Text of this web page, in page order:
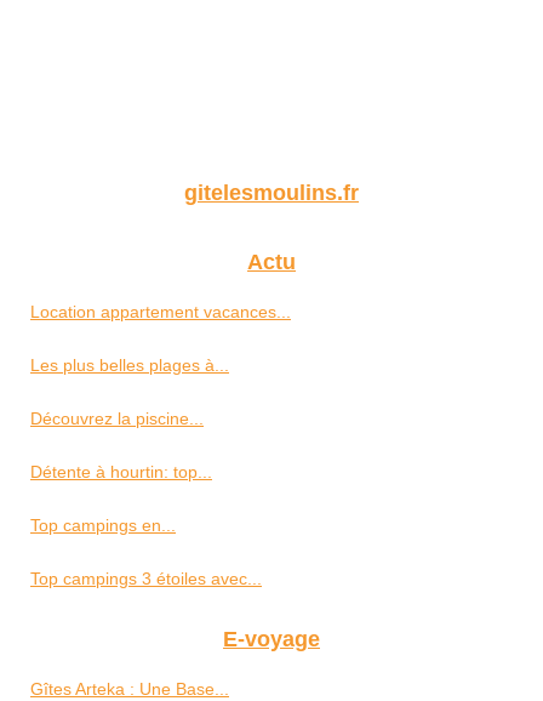
gitelesmoulins.fr
Actu
Location appartement vacances...
Les plus belles plages à...
Découvrez la piscine...
Détente à hourtin: top...
Top campings en...
Top campings 3 étoiles avec...
E-voyage
Gîtes Arteka : Une Base...